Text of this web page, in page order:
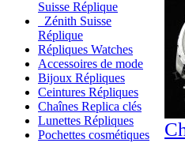
Suisse Réplique
Zénith Suisse
Réplique
Répliques Watches
Accessoires de mode
Bijoux Répliques
Ceintures Répliques
Chaînes Replica clés
Lunettes Répliques
Pochettes cosmétiques